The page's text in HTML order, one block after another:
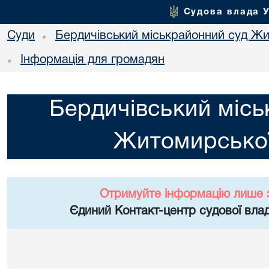
Судова влада
Суди • Бердичівський міськрайонний суд
• Інформація для громадян
Бердичівський
Отримуйте інформацію лише
Єдиний Контакт-центр судової